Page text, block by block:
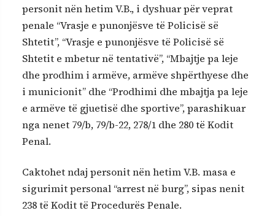
personit nën hetim V.B., i dyshuar për veprat
penale “Vrasje e punonjësve të Policisë së
Shtetit”, “Vrasje e punonjësve të Policisë së
Shtetit e mbetur në tentativë”, “Mbajtje pa leje
dhe prodhim i armëve, armëve shpërthyese dhe
i municionit” dhe “Prodhimi dhe mbajtja pa leje
e armëve të gjuetisë dhe sportive”, parashikuar
nga nenet 79/b, 79/b-22, 278/1 dhe 280 të Kodit
Penal.
Caktohet ndaj personit nën hetim V.B. masa e
sigurimit personal “arrest në burg”, sipas nenit
238 të Kodit të Procedurës Penale.